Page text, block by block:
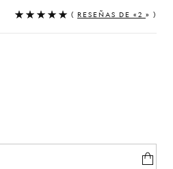
( RESEÑAS DE «2 » )